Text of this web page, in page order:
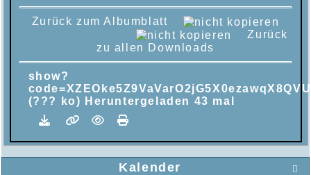

Kalender
Zurück zum Albumblatt
Zurück
zu allen Downloads
show?
(??? ko) Heruntergeladen 43 mal